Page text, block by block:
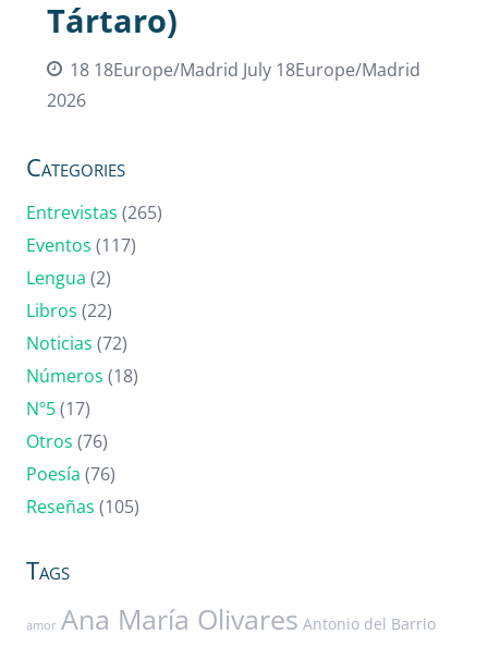
Tártaro)
18 18Europe/Madrid July 18Europe/Madrid
2026
Categories
Entrevistas (265)
Eventos (117)
Lengua (2)
Libros (22)
Noticias (72)
Números (18)
Nº5(17)
Otros (76)
Poesía (76)
Reseñas (105)
Tags
amor Ana María Olivares Antonio del Barrio